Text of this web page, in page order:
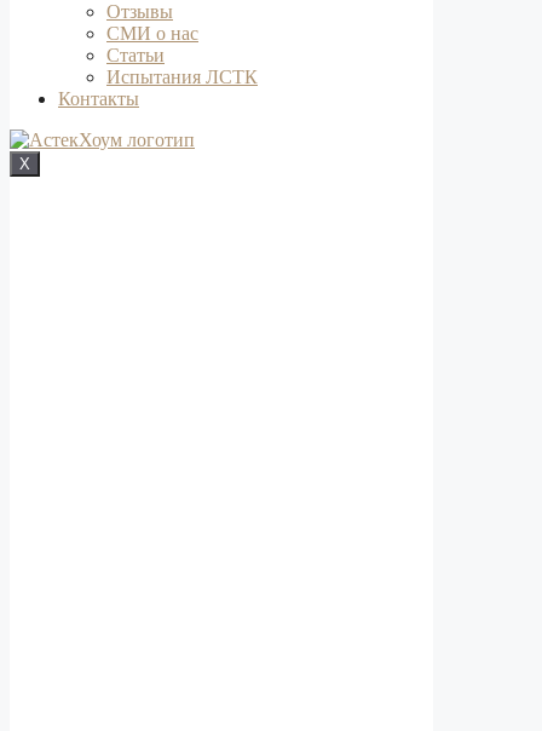
Отзывы
СМИ о нас
Статьи
Испытания ЛСТК
Контакты
X